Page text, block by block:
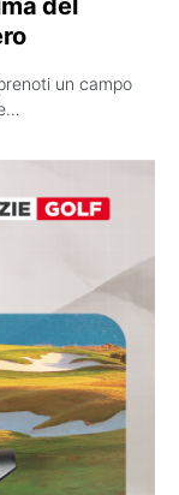
del
un campo